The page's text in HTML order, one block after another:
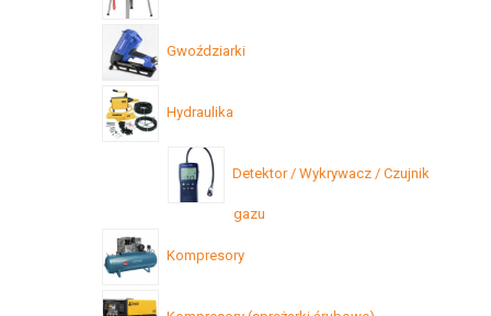
Gwoździarki
Hydraulika
Detektor / Wykrywacz / Czujnik
gazu
Kompresory